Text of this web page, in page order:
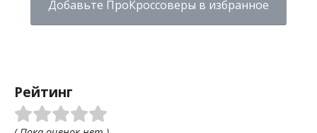
Добавьте ПроКроссоверы в избранное
Рейтинг